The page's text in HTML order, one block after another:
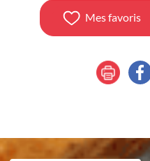
Mes favoris